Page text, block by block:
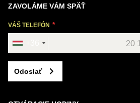
ZAVOLÁME VÁM SPÄŤ
VÁŠ TELEFÓN
Odoslať